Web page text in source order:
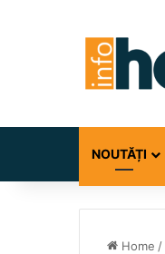
NOUTĂȚI
Home /